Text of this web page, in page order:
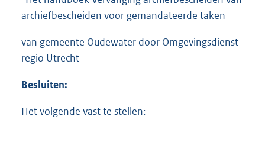
archiefbescheiden voor gemandateerde taken
van gemeente Oudewater door Omgevingsdienst
regio Utrecht
Besluiten:
Het volgende vast te stellen: